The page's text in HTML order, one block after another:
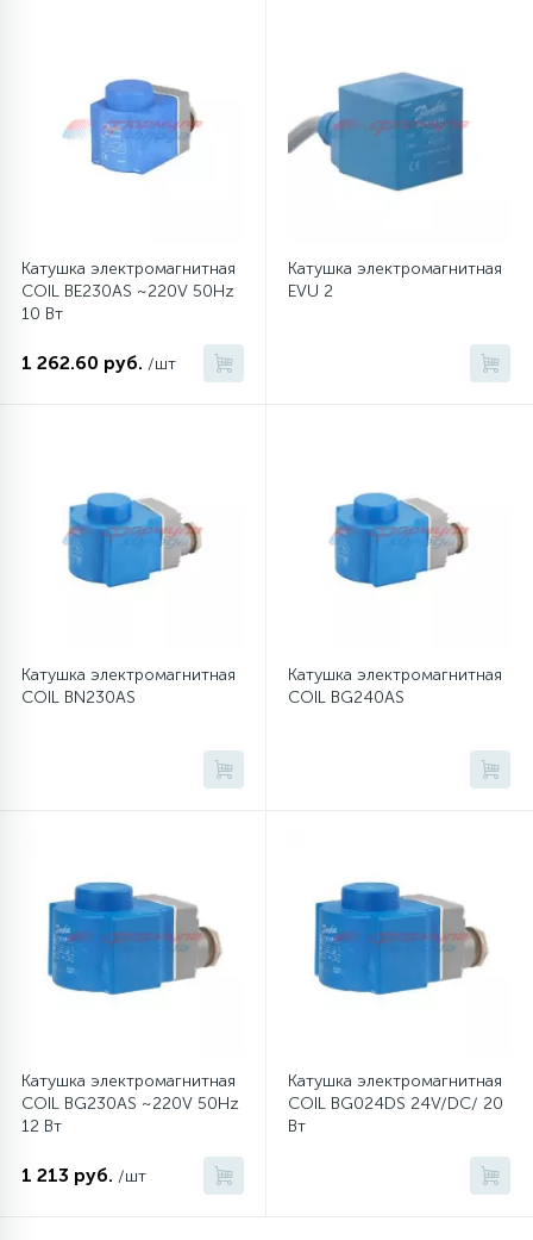
Смазки
Суппорты (ступицы)
Таходатчики
Улитки помп
Шланги залива
27
Электронные модули
Катушка электромагнитная
COIL BE230AS ~220V 50Hz
10 Вт
1 262.60 руб. /шт
Катушка электромагнитная
EVU 2
Катушка электромагнитная
COIL BN230AS
Катушка электромагнитная
COIL BG240AS
Катушка электромагнитная
COIL BG230AS ~220V 50Hz
12 Вт
1 213 руб. /шт
Катушка электромагнитная
COIL BG024DS 24V/DC/ 20
Вт